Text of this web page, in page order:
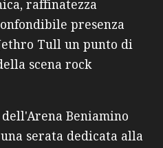
raffinatezza
presenza
Tull un punto di
scena rock
Beniamino
serata dedicata alla